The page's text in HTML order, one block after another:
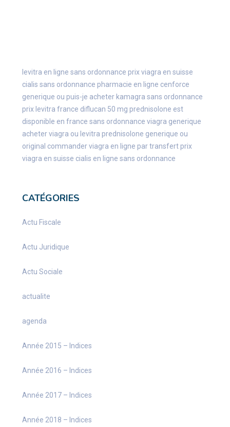
levitra en ligne sans ordonnance prix viagra en suisse
cialis sans ordonnance pharmacie en ligne cenforce
generique ou puis-je acheter kamagra sans ordonnance
prix levitra france diflucan 50 mg prednisolone est
disponible en france sans ordonnance viagra generique
acheter viagra ou levitra prednisolone generique ou
original commander viagra en ligne par transfert prix
viagra en suisse cialis en ligne sans ordonnance
CATÉGORIES
Actu Fiscale
Actu Juridique
Actu Sociale
actualite
agenda
Année 2015 – Indices
Année 2016 – Indices
Année 2017 – Indices
Année 2018 – Indices